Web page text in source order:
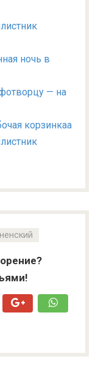
ночь в
— на
корзинкаа